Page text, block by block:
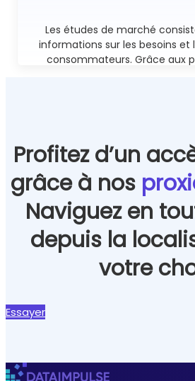
Les études de marché
informations sur les besoins et
consommateurs. Grâce aux
Profitez d’un
grâce à nos
Naviguez en
depuis la
votre
Essayer